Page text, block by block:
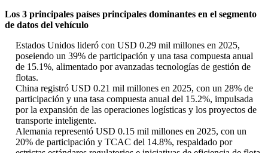
Los 3 principales países principales dominantes en el segmento
de datos del vehículo
Estados Unidos lideró con USD 0.29 mil millones en 2025,
poseiendo un 39% de participación y una tasa compuesta anual
de 15.1%, alimentado por avanzadas tecnologías de gestión de
flotas.
China registró USD 0.21 mil millones en 2025, con un 28% de
participación y una tasa compuesta anual del 15.2%, impulsada
por la expansión de las operaciones logísticas y los proyectos de
transporte inteligente.
Alemania representó USD 0.15 mil millones en 2025, con un
20% de participación y TCAC del 14.8%, respaldado por